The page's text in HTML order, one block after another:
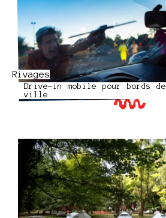
Rivages
Drive-in mobile pour bords de
ville